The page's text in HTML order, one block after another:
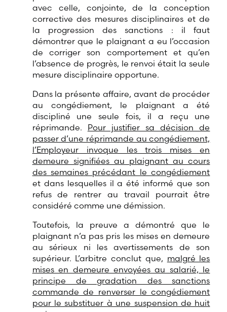
avec celle, conjointe, de la conception
corrective des mesures disciplinaires et de
la progression des sanctions : il faut
démontrer que le plaignant a eu l’occasion
de corriger son comportement et qu’en
l’absence de progrès, le renvoi était la seule
mesure disciplinaire opportune.
Dans la présente affaire, avant de procéder
au congédiement, le plaignant a été
discipliné une seule fois, il a reçu une
réprimande. Pour justifier sa décision de
passer d’une réprimande au congédiement,
l’Employeur invoque les trois mises en
demeure signifiées au plaignant au cours
des semaines précédant le congédiement
et dans lesquelles il a été informé que son
refus de rentrer au travail pourrait être
considéré comme une démission.
Toutefois, la preuve a démontré que le
plaignant n’a pas pris les mises en demeure
au sérieux ni les avertissements de son
supérieur. L’arbitre conclut que, malgré les
mises en demeure envoyées au salarié, le
principe de gradation des sanctions
commande de renverser le congédiement
pour le substituer à une suspension de huit